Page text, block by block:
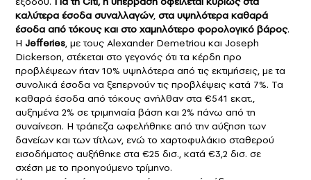
καλύτερα έσοδα συναλλαγών, στα υψηλότερα καθαρά
έσοδα από τόκους και στο χαμηλότερο φορολογικό βάρος.
Η Jefferies, με τους Alexander Demetriou και Joseph
Dickerson, στέκεται στο γεγονός ότι τα κέρδη προ
προβλέψεων ήταν 10% υψηλότερα από τις εκτιμήσεις, με τα
συνολικά έσοδα να ξεπερνούν τις προβλέψεις κατά 7%. Τα
καθαρά έσοδα από τόκους ανήλθαν στα €541 εκατ.,
αυξημένα 2% σε τριμηνιαία βάση και 2% πάνω από τη
συναίνεση. Η τράπεζα ωφελήθηκε από την αύξηση των
δανείων και των τίτλων, ενώ το χαρτοφυλάκιο σταθερού
εισοδήματος αυξήθηκε στα €25 δισ., κατά €3,2 δισ. σε
σχέση με το προηγούμενο τρίμηνο.